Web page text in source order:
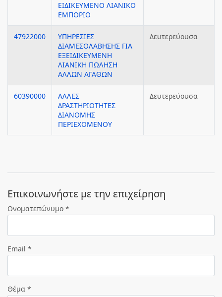
ΕΙΔΙΚΕΥΜΕΝΟ ΛΙΑΝΙΚΟ
ΕΜΠΟΡΙΟ
47922000
ΥΠΗΡΕΣΙΕΣ
ΔΙΑΜΕΣΟΛΑΒΗΣΗΣ ΓΙΑ
ΕΞΕΙΔΙΚΕΥΜΕΝΗ
ΛΙΑΝΙΚΗ ΠΩΛΗΣΗ
ΑΛΛΩΝ ΑΓΑΘΩΝ
Δευτερεύουσα
60390000
ΑΛΛΕΣ
ΔΡΑΣΤΗΡΙΟΤΗΤΕΣ
ΔΙΑΝΟΜΗΣ
ΠΕΡΙΕΧΟΜΕΝΟΥ
Δευτερεύουσα
Eπικοινωνήστε με την επιχείρηση
Ονοματεπώνυμο *
Email *
Θέμα *